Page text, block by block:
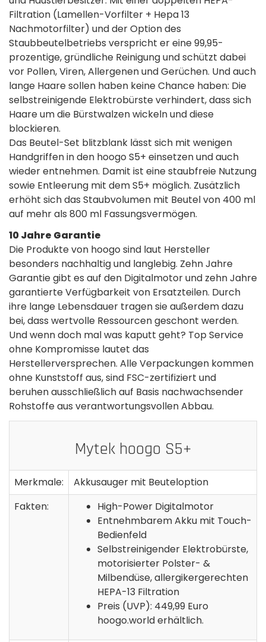
Filtration (Lamellen-Vorfilter + Hepa 13
Nachmotorfilter) und der Option des
Staubbeutelbetriebs verspricht er eine 99,95-
prozentige, gründliche Reinigung und schützt dabei
vor Pollen, Viren, Allergenen und Gerüchen. Und auch
lange Haare sollen haben keine Chance haben: Die
selbstreinigende Elektrobürste verhindert, dass sich
Haare um die Bürstwalzen wickeln und diese
blockieren.
Das Beutel-Set blitzblank lässt sich mit wenigen
Handgriffen in den hoogo S5+ einsetzen und auch
wieder entnehmen. Damit ist eine staubfreie Nutzung
sowie Entleerung mit dem S5+ möglich. Zusätzlich
erhöht sich das Staubvolumen mit Beutel von 400 ml
auf mehr als 800 ml Fassungsvermögen.
10 Jahre Garantie
Die Produkte von hoogo sind laut Hersteller
besonders nachhaltig und langlebig. Zehn Jahre
Garantie gibt es auf den Digitalmotor und zehn Jahre
garantierte Verfügbarkeit von Ersatzteilen. Durch
ihre lange Lebensdauer tragen sie außerdem dazu
bei, dass wertvolle Ressourcen geschont werden.
Und wenn doch mal was kaputt geht? Top Service
ohne Kompromisse lautet das
Herstellerversprechen. Alle Verpackungen kommen
ohne Kunststoff aus, sind FSC-zertifiziert und
beruhen ausschließlich auf Basis nachwachsender
Rohstoffe aus verantwortungsvollen Abbau.
Mytek hoogo S5+
Merkmale:
Akkusauger mit Beuteloption
Fakten:
High-Power Digitalmotor
Entnehmbarem Akku mit Touch-
Bedienfeld
Selbstreinigender Elektrobürste,
motorisierter Polster- &
Milbendüse, allergikergerechten
HEPA-13 Filtration
Preis (UVP): 449,99 Euro
hoogo.world erhältlich.